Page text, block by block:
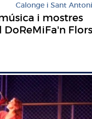
Calonge i Sant Antoni
i mostres
Flors